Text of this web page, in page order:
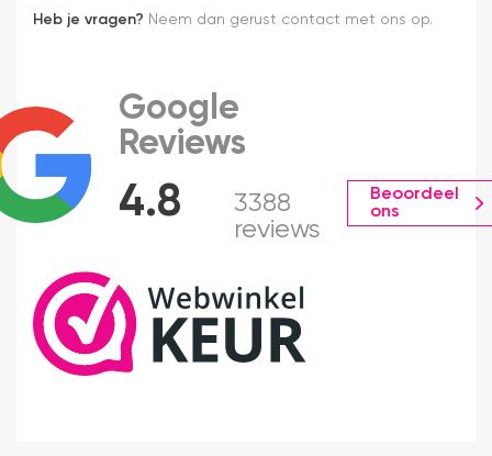
Heb je vragen? Neem dan gerust contact met ons op.
4.8
Google
Reviews
3388
reviews
Beoordeel
ons